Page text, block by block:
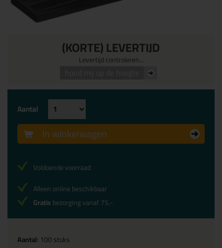
(KORTE) LEVERTIJD
Levertijd controleren...
Aantal: 100 stuks
Aantal
In winkelwagen
Voldoende voorraad
Alleen online beschikbaar
Gratisbezorging vanaf 75,-